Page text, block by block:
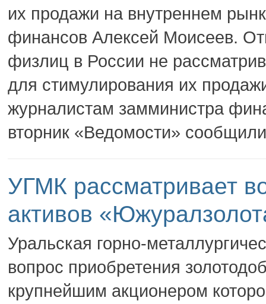
их продажи на внутреннем
финансов Алексей Моисеев.
физлиц в России не
для стимулирования их
журналистам замминистра
вторник «Ведомости»
УГМК рассматривает
активов
Уральская горно-
вопрос приобретения
крупнейшим акционером